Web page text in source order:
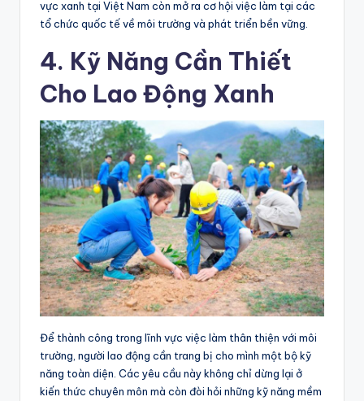
vực xanh tại Việt Nam còn mở ra cơ hội việc làm tại các
tổ chức quốc tế về môi trường và phát triển bền vững.
4. Kỹ Năng Cần Thiết
Cho Lao Động Xanh
Để thành công trong lĩnh vực việc làm thân thiện với môi
trường, người lao động cần trang bị cho mình một bộ kỹ
năng toàn diện. Các yêu cầu này không chỉ dừng lại ở
kiến thức chuyên môn mà còn đòi hỏi những kỹ năng mềm